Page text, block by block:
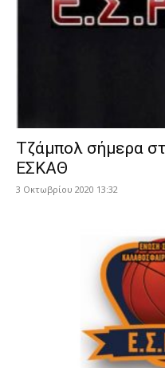
Τζάμπολ σήμερα
ΕΣΚΑΘ
3 Οκτωβρίου 2020 13:32